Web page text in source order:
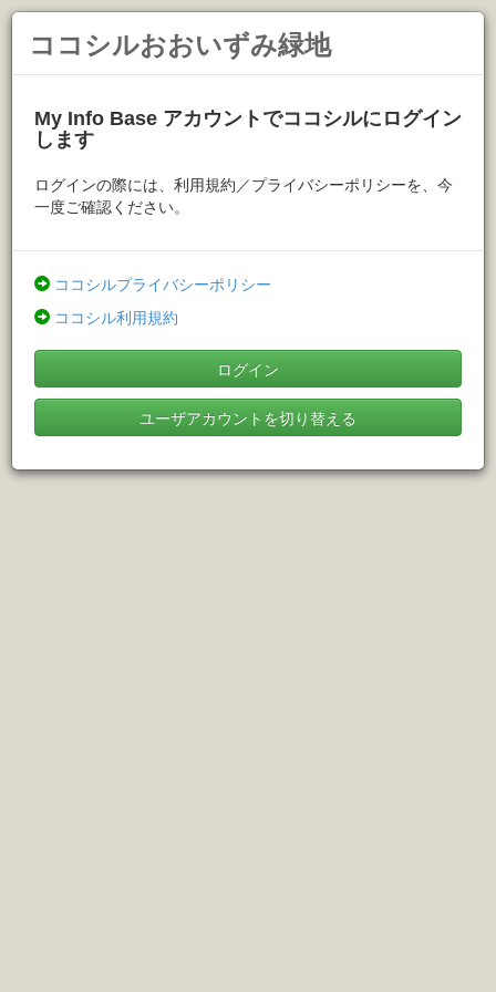
ココシルおおいずみ緑地
My Info Base アカウントでココシルにログイン
します
ログインの際には、利用規約／プライバシーポリシーを、今
一度ご確認ください。
ココシルプライバシーポリシー
ココシル利用規約
ログイン
ユーザアカウントを切り替える